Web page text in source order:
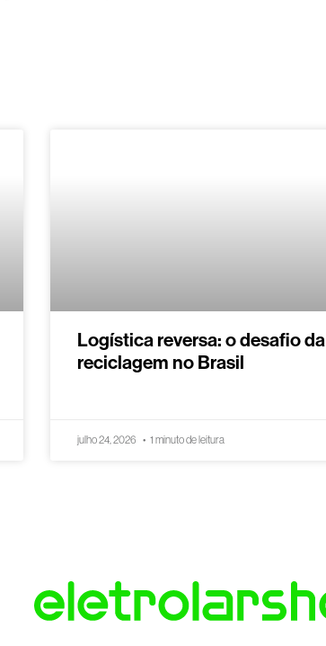
Logística reversa: o desafio da
reciclagem no Brasil
julho 24, 2026 1 minuto de leitura